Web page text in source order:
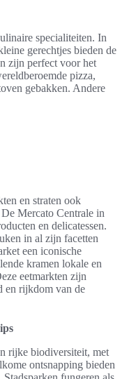
specialiteiten. In
gerechtjes bieden de
zijn perfect voor het
pizza,
gebakken. Andere
en straten ook
Mercato Centrale in
en delicatessen.
in al zijn facetten
een iconische
kramen lokale en
eetmarkten zijn
en rijkdom van de
rijke biodiversiteit, met
ontsnapping bieden